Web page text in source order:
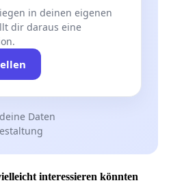
in deinen eigenen
dir daraus eine
Daten
interessieren könnten